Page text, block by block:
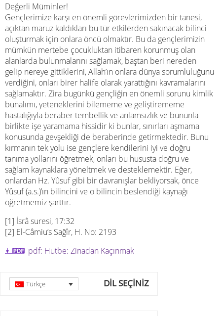
Değerli Müminler!
Gençlerimize karşı en önemli görevlerimizden bir tanesi,
açıktan maruz kaldıkları bu tür etkilerden sakınacak bilinci
oluşturmak için onlara öncü olmaktır. Bu da gençlerimizin
mümkün mertebe çocukluktan itibaren korunmuş olan
alanlarda bulunmalarını sağlamak, baştan beri nereden
gelip nereye gittiklerini, Allah’ın onlara dünya sorumluluğunu
verdiğini, onları birer halife olarak yarattığını kavramalarını
sağlamaktır. Zira bugünkü gençliğin en önemli sorunu kimlik
bunalımı, yeteneklerini bilememe ve geliştirememe
hastalığıyla beraber tembellik ve anlamsızlık ve bununla
birlikte işe yaramama hissidir ki bunlar, sınırları aşmama
konusunda gevşekliği de beraberinde getirmektedir. Bunu
kırmanın tek yolu ise gençlere kendilerini iyi ve doğru
tanıma yollarını öğretmek, onları bu hususta doğru ve
sağlam kaynaklara yöneltmek ve desteklemektir. Eğer,
onlardan Hz. Yûsuf gibi bir davranışlar bekliyorsak, önce
Yûsuf (a.s.)’ın bilincini ve o bilincin beslendiği kaynağı
öğretmemiz şarttır.
[1] İsrâ suresi, 17:32
[2] El-Câmiu’s Sağîr, H. No: 2193
pdf: Hutbe: Zinadan Kaçınmak
DİL SEÇİNİZ
Türkçe